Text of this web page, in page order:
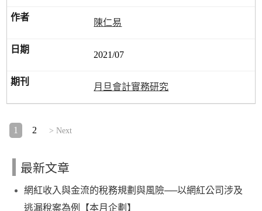
陳仁易
2021/07
月旦會計實務研究
1 2 > Next
最新文章
網紅收入與金流的稅務規劃與風險──以網紅公司涉及
逃漏稅案為例【本月企劃】